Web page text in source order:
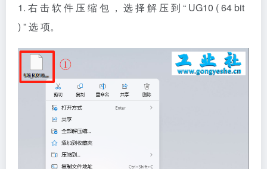
1. 右 击 软 件 压 缩 包 ， 选 择 解 压 到 “ UG10 ( 64 bit
) ” 选 项。